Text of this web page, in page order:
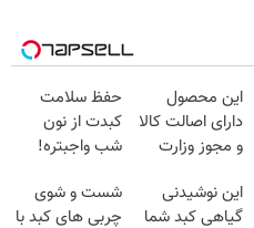
این محصول
دارای اصالت کالا
و مجوز وزارت
است(55%تخفیف)
حفظ سلامت
کبدت از نون
شب واجبتره!
این نوشیدنی
گیاهی کبد شما
شست و شوی
چربی های کبد با